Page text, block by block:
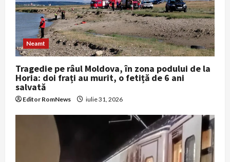
i
o
n
Neamt
Tragedie pe râul Moldova, în zona podului de la
Horia: doi frați au murit, o fetiță de 6 ani
salvată
Editor RomNews iulie 31, 2026